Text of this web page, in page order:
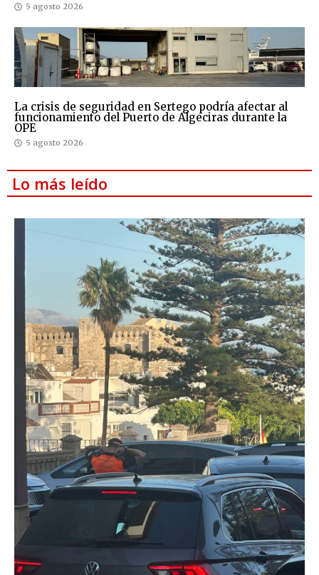
5 agosto 2026
La crisis de seguridad en Sertego podría afectar al
funcionamiento del Puerto de Algeciras durante la
OPE
5 agosto 2026
Lo más leído